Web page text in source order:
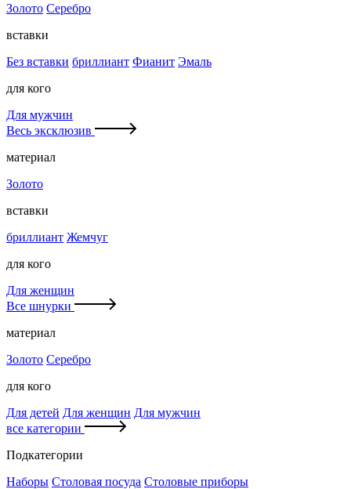
Золото Серебро
вставки
Без вставки бриллиант Фианит Эмаль
для кого
Для мужчин
Весь эксклюзив
материал
Золото
вставки
бриллиант Жемчуг
для кого
Для женщин
Все шнурки
материал
Золото Серебро
для кого
Для детей Для женщин Для мужчин
все категории
Подкатегории
Наборы Столовая посуда Столовые приборы